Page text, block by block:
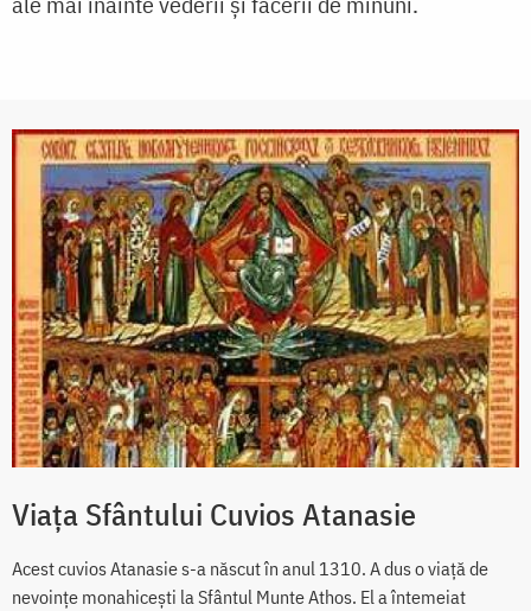
Viaţa Sfântului Cuvios Atanasie
Acest cuvios Atanasie s-a născut în anul 1310. A dus o viaţă de
nevoinţe monahiceşti la Sfântul Munte Athos. El a întemeiat